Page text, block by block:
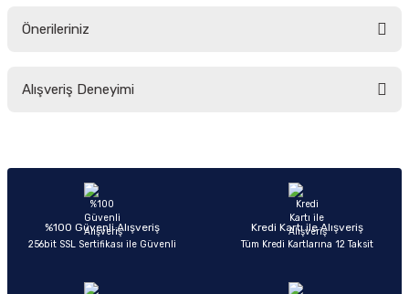
Önerileriniz
yetersiz gördüğünüz noktaları öneri formunu kullanarak tarafımıza
Ürün açıklamasında eksik bilgiler bulunuyor.
Ürün bilgilerinde hatalar bulunuyor.
Ürün fiyatı diğer sitelerden daha pahalı.
Alışveriş Deneyimi
Sitemize ilk yorumu siz yapın!
%100 Güvenli Alışveriş
256bit SSL Sertifikası ile Güvenli
Kredi Kartı ile Alışveriş
Tüm Kredi Kartlarına 12 Taksit